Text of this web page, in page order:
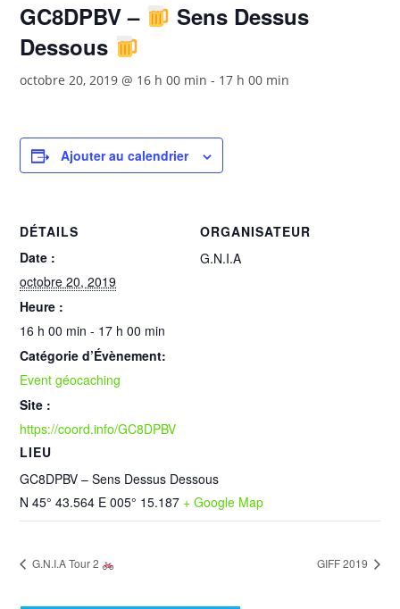
GC8DPBV –
Sens Dessus
Dessous
octobre 20, 2019 @ 16 h 00 min - 17 h 00 min
Ajouter au calendrier
DÉTAILS
Date :
octobre 20, 2019
Heure :
16 h 00 min - 17 h 00 min
Catégorie d’Évènement:
Event géocaching
Site :
https://coord.info/GC8DPBV
LIEU
GC8DPBV – Sens Dessus Dessous
N 45° 43.564 E 005° 15.187 + Google Map
ORGANISATEUR
G.N.I.A
G.N.I.A Tour 2 GIFF 2019